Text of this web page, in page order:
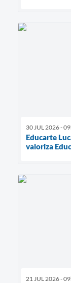
30 JUL 2026 -
Educarte
valoriza
21 JUL 2026 -